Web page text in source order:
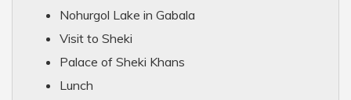
Nohurgol Lake in Gabala
Visit to Sheki
Palace of Sheki Khans
Lunch